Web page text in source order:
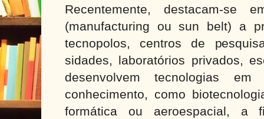
Recentemente, destacam-se
(manufacturing ou sun belt) a
tecnopolos, centros de
sidades, laboratórios privados,
desenvolvem tecnologias
conhecimento, como
formática ou aeroespacial,